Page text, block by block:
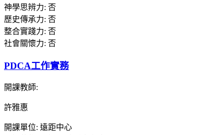
神學思辨力: 否
歷史傳承力: 否
整合實踐力: 否
社會關懷力: 否
PDCA工作實務
開課教師:
許雅惠
開課單位: 遠距中心